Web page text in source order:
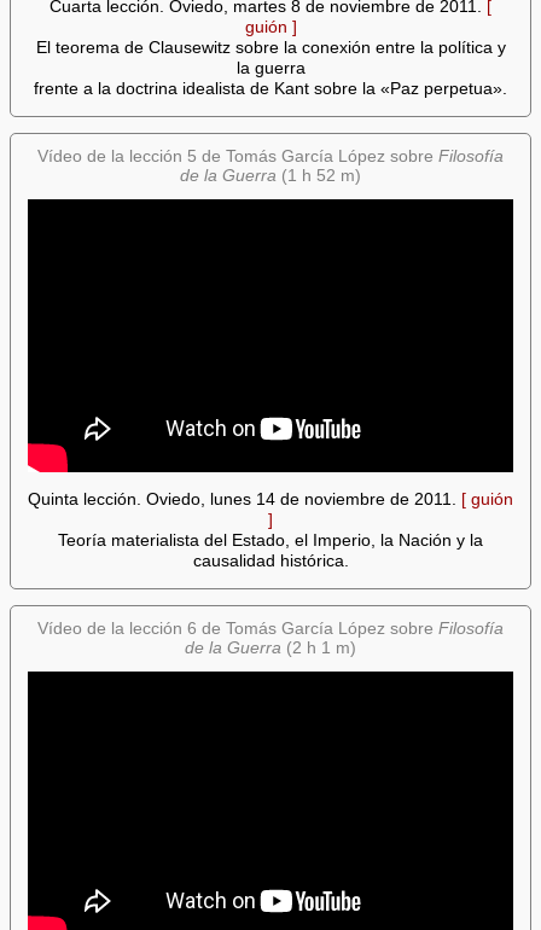
Cuarta lección. Oviedo, martes 8 de noviembre de 2011. [
guión ]
El teorema de Clausewitz sobre la conexión entre la política y
la guerra
frente a la doctrina idealista de Kant sobre la «Paz perpetua».
Vídeo de la lección 5 de Tomás García López sobre Filosofía
de la Guerra (1 h 52 m)
Quinta lección. Oviedo, lunes 14 de noviembre de 2011. [ guión
]
Teoría materialista del Estado, el Imperio, la Nación y la
causalidad histórica.
Vídeo de la lección 6 de Tomás García López sobre Filosofía
de la Guerra (2 h 1 m)